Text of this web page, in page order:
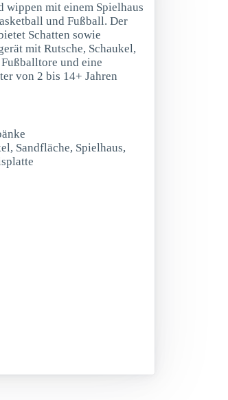
wippen mit einem Spielhaus
und Fußball. Der
Schatten sowie
mit Rutsche, Schaukel,
und eine
von 2 bis 14+ Jahren
Sandfläche, Spielhaus,